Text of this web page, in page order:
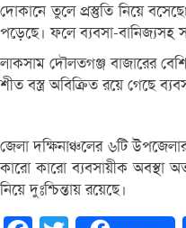
দোকানে তুলে প্রস্তুতি নিয়ে
পড়েছে। ফলে ব্যবসা-বানিজ্যসহ
লাকসাম দৌলতগঞ্জ বাজারের
শীত বস্ত্র অবিক্রিত রয়ে গেছে
জেলা দক্ষিনাঞ্চলের ৬টি
কারো কারো ব্যবসায়ীক অবস্থা
নিয়ে দুঃশ্চিন্তায় রয়েছে।